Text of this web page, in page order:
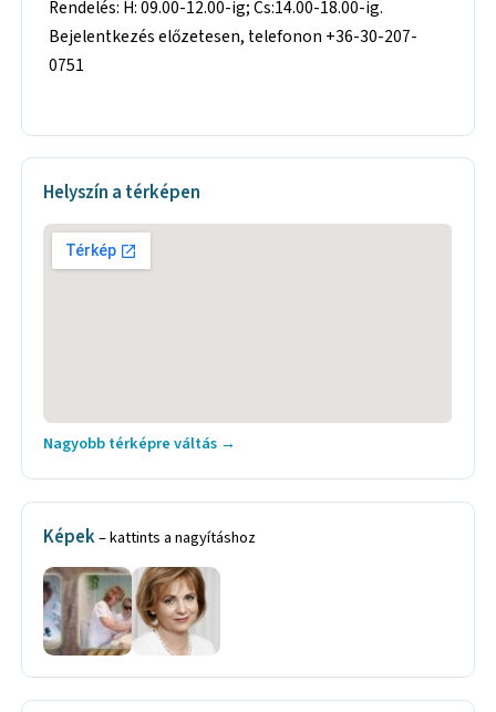
Rendelés: H: 09.00-12.00-ig; Cs:14.00-18.00-ig.
Bejelentkezés előzetesen, telefonon +36-30-207-
0751
Helyszín a térképen
Nagyobb térképre váltás →
Képek– kattints a nagyításhoz